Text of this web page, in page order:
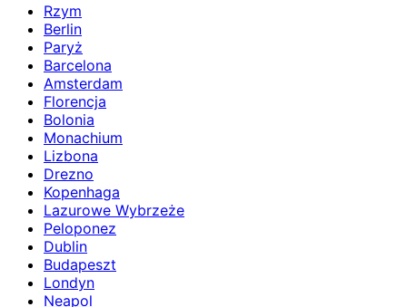
Rzym
Berlin
Paryż
Barcelona
Amsterdam
Florencja
Bolonia
Monachium
Lizbona
Drezno
Kopenhaga
Lazurowe Wybrzeże
Peloponez
Dublin
Budapeszt
Londyn
Neapol